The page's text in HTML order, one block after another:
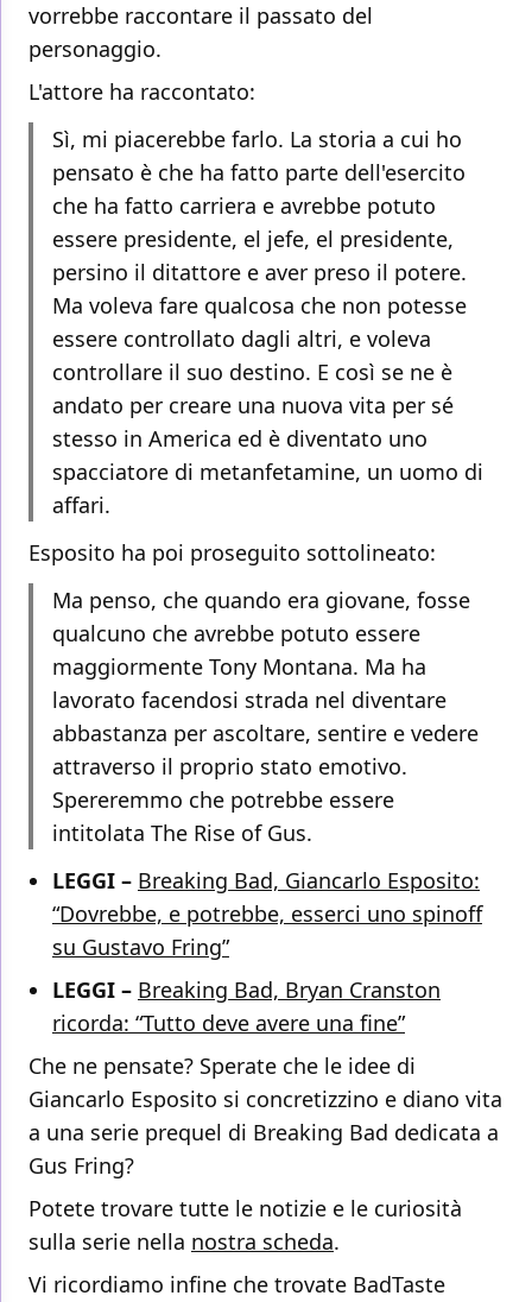
vorrebbe raccontare il passato del
personaggio.
L'attore ha raccontato:
Sì, mi piacerebbe farlo. La storia a cui ho
pensato è che ha fatto parte dell'esercito
che ha fatto carriera e avrebbe potuto
essere presidente, el jefe, el presidente,
persino il ditattore e aver preso il potere.
Ma voleva fare qualcosa che non potesse
essere controllato dagli altri, e voleva
controllare il suo destino. E così se ne è
andato per creare una nuova vita per sé
stesso in America ed è diventato uno
spacciatore di metanfetamine, un uomo di
affari.
Esposito ha poi proseguito sottolineato:
Ma penso, che quando era giovane, fosse
qualcuno che avrebbe potuto essere
maggiormente Tony Montana. Ma ha
lavorato facendosi strada nel diventare
abbastanza per ascoltare, sentire e vedere
attraverso il proprio stato emotivo.
Spereremmo che potrebbe essere
intitolata The Rise of Gus.
LEGGI – Breaking Bad, Giancarlo Esposito:
“Dovrebbe, e potrebbe, esserci uno spinoff
su Gustavo Fring”
LEGGI – Breaking Bad, Bryan Cranston
ricorda: “Tutto deve avere una fine”
Che ne pensate? Sperate che le idee di
Giancarlo Esposito si concretizzino e diano vita
a una serie prequel di Breaking Bad dedicata a
Gus Fring?
Potete trovare tutte le notizie e le curiosità
sulla serie nella nostra scheda.
Vi ricordiamo infine che trovate BadTaste